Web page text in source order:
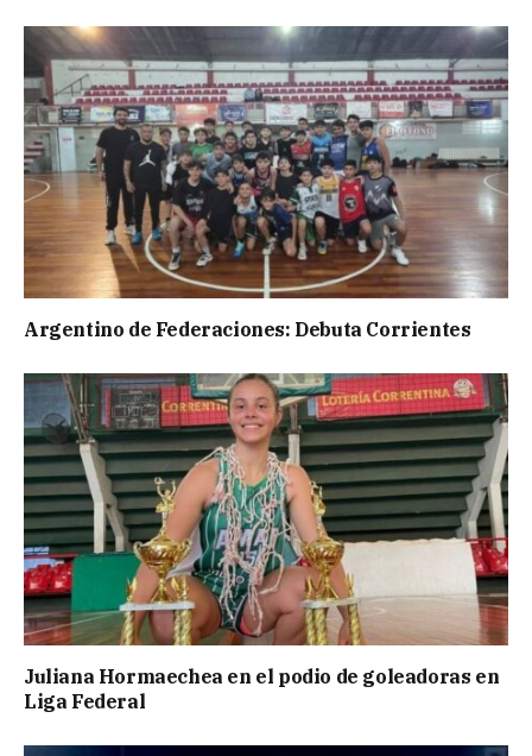
Argentino de Federaciones: Debuta Corrientes
Juliana Hormaechea en el podio de goleadoras en
Liga Federal